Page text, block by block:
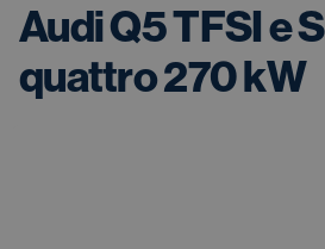
Audi Q5 TFSI e
quattro 270 kW